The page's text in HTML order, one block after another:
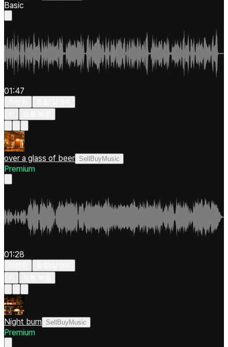
Basic
01:47
over a glass of beer SellBuyMusic
Premium
01:28
Night burn SellBuyMusic
Premium